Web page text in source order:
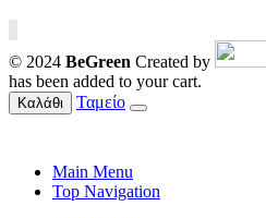
© 2024 BeGreen Created by
has been added to your cart.
Καλάθι Ταμείο
Main Menu
Top Navigation